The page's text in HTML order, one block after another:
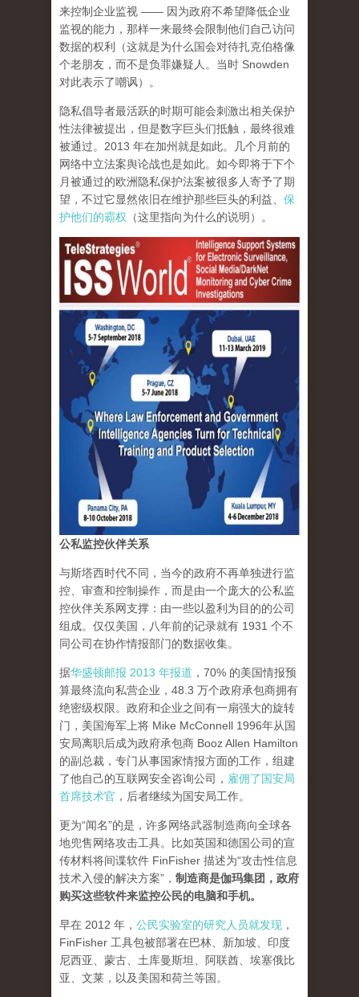
来控制企业监视 —— 因为政府不希望降低企业
监视的能力，那样一来最终会限制他们自己访问
数据的权利（这就是为什么国会对待扎克伯格像
个老朋友，而不是负罪嫌疑人。当时 Snowden
对此表示了嘲讽）。
隐私倡导者最活跃的时期可能会刺激出相关保护
性法律被提出，但是数字巨头们抵触，最终很难
被通过。2013 年在加州就是如此。几个月前的
网络中立法案舆论战也是如此。如今即将于下个
月被通过的欧洲隐私保护法案被很多人寄予了期
望，不过它显然依旧在维护那些巨头的利益、 保
护他们的霸权 （这里指向为什么的说明）。
公私监控伙伴关系
与斯塔西时代不同，当今的政府不再单独进行监
控、审查和控制操作，而是由一个庞大的公私监
控伙伴关系网支撑：由一些以盈利为目的的公司
组成。仅仅美国，八年前的记录就有 1931 个不
同公司在协作情报部门的数据收集。
据华盛顿邮报 2013 年报道 ，70% 的美国情报预
算最终流向私营企业，48.3 万个政府承包商拥有
绝密级权限。政府和企业之间有一扇强大的旋转
门，美国海军上将 Mike McConnell 1996年从国
安局离职后成为政府承包商 Booz Allen Hamilton
的副总裁，专门从事国家情报方面的工作，组建
了他自己的互联网安全咨询公司， 雇佣了国安局
首席技术官 ，后者继续为国安局工作。
更为“闻名”的是，许多网络武器制造商向全球各
地兜售网络攻击工具。比如英国和德国公司的宣
传材料将间谍软件 FinFisher 描述为“攻击性信息
技术入侵的解决方案”， 制造商是伽玛集团，政府
购买这些软件来监控公民的电脑和手机。
早在 2012 年， 公民实验室的研究人员就发现 ，
FinFisher 工具包被部署在巴林、新加坡、印度
尼西亚、蒙古、土库曼斯坦、阿联酋、埃塞俄比
亚、文莱，以及美国和荷兰等国。